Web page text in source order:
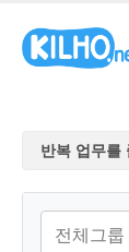
반복 업무를
반복 업무를